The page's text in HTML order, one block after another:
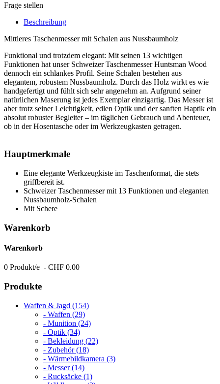
Frage stellen
Beschreibung
Mittleres Taschenmesser mit Schalen aus Nussbaumholz
Funktional und trotzdem elegant: Mit seinen 13 wichtigen
Funktionen hat unser Schweizer Taschenmesser Huntsman Wood
dennoch ein schlankes Profil. Seine Schalen bestehen aus
elegantem, robustem Nussbaumholz. Durch das Holz wirkt es wie
handgefertigt und fühlt sich sehr angenehm an. Aufgrund seiner
natürlichen Maserung ist jedes Exemplar einzigartig. Das Messer ist
aber trotz seiner Leichtigkeit, edlen Optik und der sanften Haptik ein
absolut robuster Begleiter – im täglichen Gebrauch und Abenteuer,
ob in der Hosentasche oder im Werkzeugkasten getragen.
Hauptmerkmale
Eine elegante Werkzeugkiste im Taschenformat, die stets
griffbereit ist.
Schweizer Taschenmesser mit 13 Funktionen und eleganten
Nussbaumholz-Schalen
Mit Schere
Warenkorb
Warenkorb
0 Produkt/e - CHF 0.00
Produkte
Waffen & Jagd (154)
- Waffen (29)
- Munition (24)
- Optik (34)
- Bekleidung (22)
- Zubehör (18)
- Wärmebildkamera (3)
- Messer (14)
- Rucksäcke (1)